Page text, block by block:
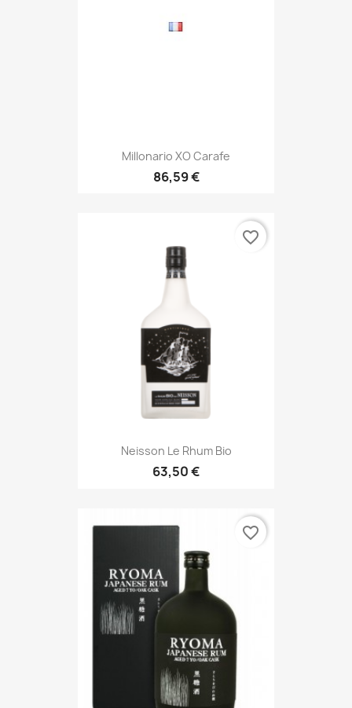
Millonario XO Carafe
86,59 €
Neisson Le Rhum Bio
63,50 €
favorite_border
favorite_border